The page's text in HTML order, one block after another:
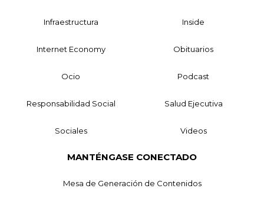
Infraestructura Inside
Internet Economy Obituarios
Ocio Podcast
Responsabilidad Social Salud Ejecutiva
Sociales Videos
MANTÉNGASE CONECTADO
Mesa de Generación de Contenidos